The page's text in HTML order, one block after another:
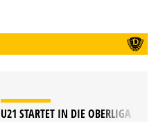
U21 STARTET IN DIE OBERLIGA